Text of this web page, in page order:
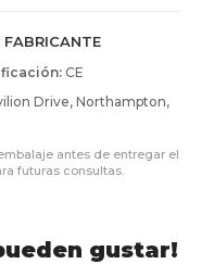
FABRICANTE
CE
Drive, Northampton,
antes de entregar el
futuras consultas.
gustar!